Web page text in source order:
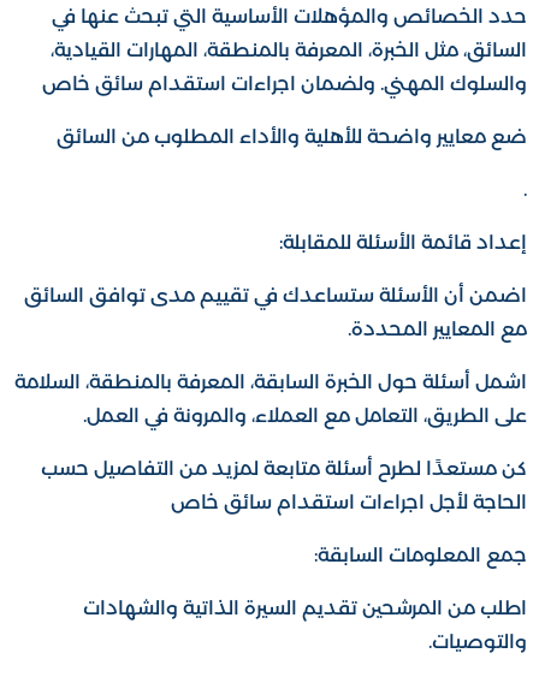
حدد الخصائص والمؤهلات الأساسية التي تبحث عنها في
السائق، مثل الخبرة، المعرفة بالمنطقة، المهارات القيادية،
والسلوك المهني. ولضمان اجراءات استقدام سائق خاص
ضع معايير واضحة للأهلية والأداء المطلوب من السائق
.
إعداد قائمة الأسئلة للمقابلة:
اضمن أن الأسئلة ستساعدك في تقييم مدى توافق السائق
مع المعايير المحددة.
اشمل أسئلة حول الخبرة السابقة، المعرفة بالمنطقة، السلامة
على الطريق، التعامل مع العملاء، والمرونة في العمل.
كن مستعدًا لطرح أسئلة متابعة لمزيد من التفاصيل حسب
الحاجة لأجل اجراءات استقدام سائق خاص
جمع المعلومات السابقة:
اطلب من المرشحين تقديم السيرة الذاتية والشهادات
والتوصيات.